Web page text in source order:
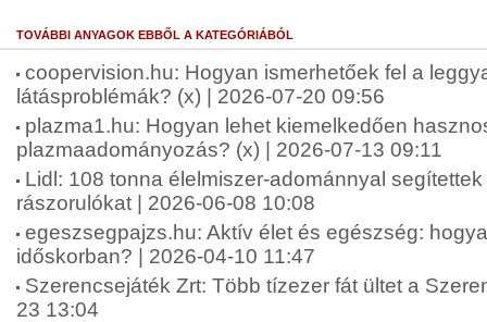
TOVÁBBI ANYAGOK EBBŐL A KATEGÓRIÁBÓL
coopervision.hu: Hogyan ismerhetőek fel a
látásproblémák? (x) | 2026-07-20 09:56
plazma1.hu: Hogyan lehet kiemelkedően
plazmaadományozás? (x) | 2026-07-13 09:11
Lidl: 108 tonna élelmiszer-adománnyal
rászorulókat | 2026-06-08 10:08
egeszsegpajzs.hu: Aktív élet és egészség:
időskorban? | 2026-04-10 11:47
Szerencsejáték Zrt: Több tízezer fát ültet a
23 13:04